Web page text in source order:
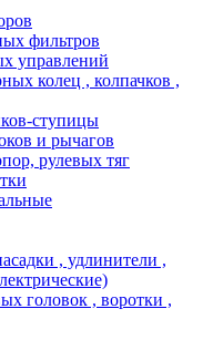
фильтров
управлений
колец , колпачков ,
ступицы
и рычагов
рулевых тяг
, удлинители ,
головок , воротки ,